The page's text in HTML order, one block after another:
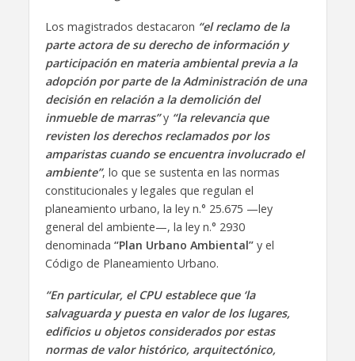
Los magistrados destacaron “el reclamo de la
parte actora de su derecho de información y
participación en materia ambiental previa a la
adopción por parte de la Administración de una
decisión en relación a la demolición del
inmueble de marras” y “la relevancia que
revisten los derechos reclamados por los
amparistas cuando se encuentra involucrado el
ambiente”, lo que se sustenta en las normas
constitucionales y legales que regulan el
planeamiento urbano, la ley n.° 25.675 —ley
general del ambiente—, la ley n.° 2930
denominada “Plan Urbano Ambiental”y el
Código de Planeamiento Urbano.
“En particular, el CPU establece que ‘la
salvaguarda y puesta en valor de los lugares,
edificios u objetos considerados por estas
normas de valor histórico, arquitectónico,